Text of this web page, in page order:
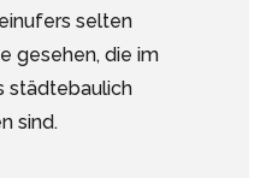
selten
gesehen, die im
städtebaulich
sind.